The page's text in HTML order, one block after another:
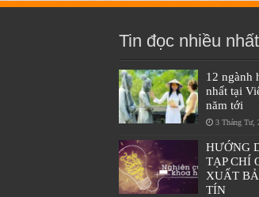
Tin đọc nhiều nhất
12 ngành
nhất tại
năm tới
3 Tháng Tư,
HƯỚNG
TẠP CHÍ
XUẤT
TÍN